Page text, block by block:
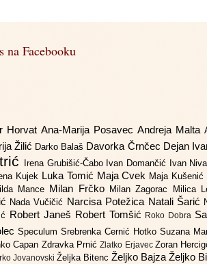
na Facebooku
Horvat Ana-Marija Posavec Andreja Malta
Žilić Darko Balaš Davorka Črnčec Dejan
Irena Grubišić-Čabo Ivan Domančić Ivan
Kujek Luka Tomić Maja Cvek Maja
Mance Milan Frčko Milan Zagorac Milica
Nada Vučičić Narcisa Potežica Natali Šarić
Robert Janeš Robert Tomšić Roko Dobra
SpeculumSrebrenka Cernić Hotko Suzana
Capan Zdravka PrnićZlatko Erjavec Zoran
Jovanovski Željka Bitenc Željko Bajza Željko